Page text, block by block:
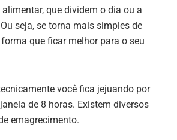
que dividem o dia ou a
seja, se torna mais simples de
que ficar melhor para o seu
você fica jejuando por
de 8 horas. Existem diversos
emagrecimento.